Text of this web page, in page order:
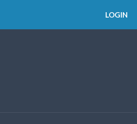
LOGIN